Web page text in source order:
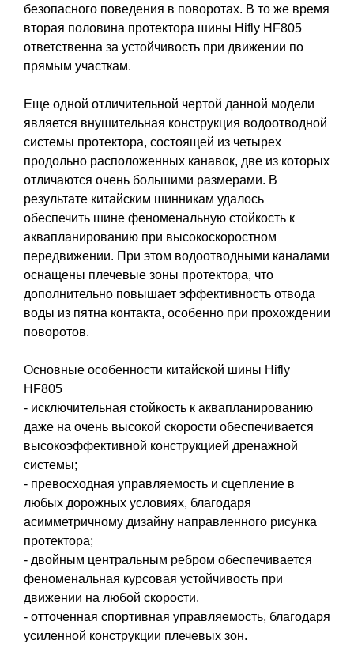
безопасного поведения в поворотах. В то же время
вторая половина протектора шины Hifly HF805
ответственна за устойчивость при движении по
прямым участкам.
Еще одной отличительной чертой данной модели
является внушительная конструкция водоотводной
системы протектора, состоящей из четырех
продольно расположенных канавок, две из которых
отличаются очень большими размерами. В
результате китайским шинникам удалось
обеспечить шине феноменальную стойкость к
аквапланированию при высокоскоростном
передвижении. При этом водоотводными каналами
оснащены плечевые зоны протектора, что
дополнительно повышает эффективность отвода
воды из пятна контакта, особенно при прохождении
поворотов.
Основные особенности китайской шины Hifly
HF805
- исключительная стойкость к аквапланированию
даже на очень высокой скорости обеспечивается
высокоэффективной конструкцией дренажной
системы;
- превосходная управляемость и сцепление в
любых дорожных условиях, благодаря
асимметричному дизайну направленного рисунка
протектора;
- двойным центральным ребром обеспечивается
феноменальная курсовая устойчивость при
движении на любой скорости.
- отточенная спортивная управляемость, благодаря
усиленной конструкции плечевых зон.